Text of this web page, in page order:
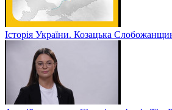
Історія України. Козацька